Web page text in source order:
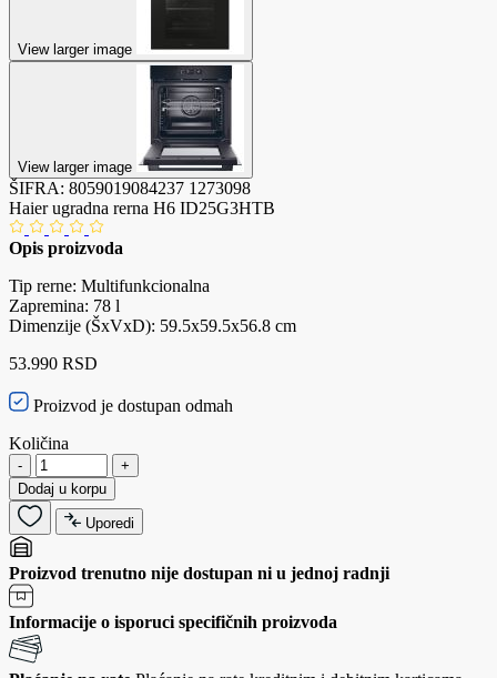
View larger image
View larger image
ŠIFRA: 8059019084237 1273098
Haier ugradna rerna H6 ID25G3HTB
Opis proizvoda
Tip rerne: Multifunkcionalna
Zapremina: 78 l
Dimenzije (ŠxVxD): 59.5x59.5x56.8 cm
53.990 RSD
Proizvod je dostupan odmah
Količina
-
+
Dodaj u korpu
Uporedi
Proizvod trenutno nije dostupan ni u jednoj radnji
Informacije o isporuci specifičnih proizvoda